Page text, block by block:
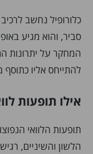
כלורופיל נחשב
סביר, והוא מגיע
המחקר על יתרונות
להתייחס אליו כתוסף
אילו תופעות
תופעות הלוואי
הלשון והשיניים,